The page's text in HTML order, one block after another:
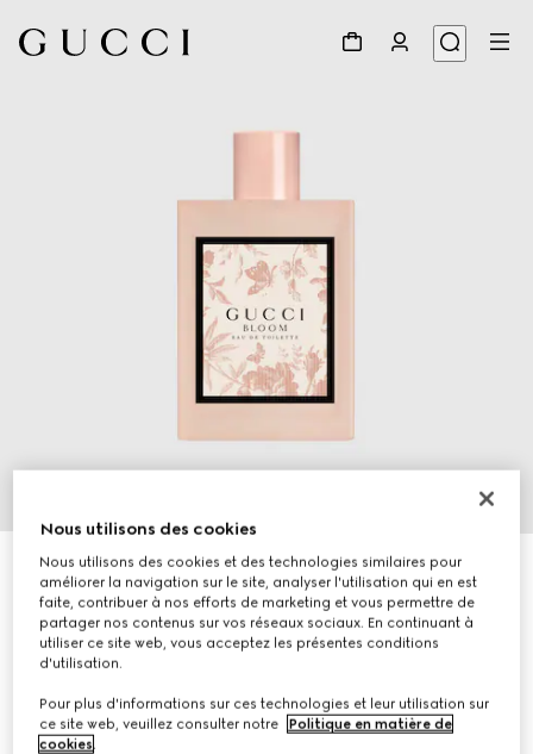
2
Eau de Toilette Gucci Bloom 100 ml
CA$194
Nous utilisons des cookies
Nous utilisons des cookies et des technologies similaires pour
améliorer la navigation sur le site, analyser l'utilisation qui en est
faite, contribuer à nos efforts de marketing et vous permettre de
partager nos contenus sur vos réseaux sociaux. En continuant à
utiliser ce site web, vous acceptez les présentes conditions
d'utilisation.
Pour plus d'informations sur ces technologies et leur utilisation sur
ce site web, veuillez consulter notre
Politique en matière de
cookies.